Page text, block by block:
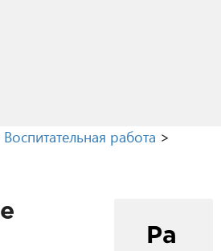
Воспитательная работа >
Ра